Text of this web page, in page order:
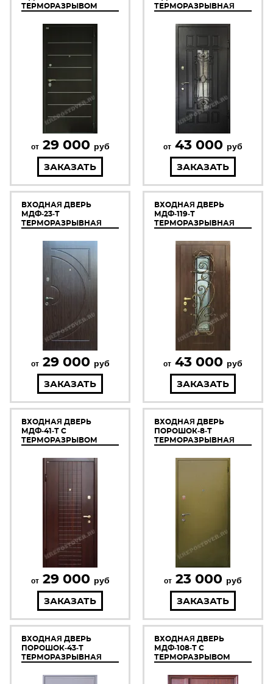
ТЕРМОРАЗРЫВОМ
от 29 000 руб
ЗАКАЗАТЬ
ТЕРМОРАЗРЫВНАЯ
от 43 000 руб
ЗАКАЗАТЬ
ВХОДНАЯ ДВЕРЬ
МДФ-23-Т
ТЕРМОРАЗРЫВНАЯ
от 29 000 руб
ЗАКАЗАТЬ
ВХОДНАЯ ДВЕРЬ
МДФ-119-Т
ТЕРМОРАЗРЫВНАЯ
от 43 000 руб
ЗАКАЗАТЬ
ВХОДНАЯ ДВЕРЬ
МДФ-41-Т С
ТЕРМОРАЗРЫВОМ
от 29 000 руб
ЗАКАЗАТЬ
ВХОДНАЯ ДВЕРЬ
ПОРОШОК-8-Т
ТЕРМОРАЗРЫВНАЯ
от 23 000 руб
ЗАКАЗАТЬ
ВХОДНАЯ ДВЕРЬ
ПОРОШОК-43-Т
ТЕРМОРАЗРЫВНАЯ
ВХОДНАЯ ДВЕРЬ
МДФ-108-Т С
ТЕРМОРАЗРЫВОМ